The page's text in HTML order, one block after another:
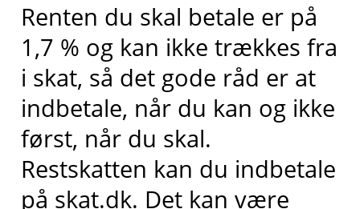
Renten du skal betale er på
1,7 % og kan ikke trækkes fra
i skat, så det gode råd er at
indbetale, når du kan og ikke
først, når du skal.
Restskatten kan du indbetale
på skat.dk. Det kan være